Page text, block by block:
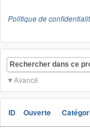
Politique de
Rechercher dans ce
Avancé
ID Ouverte